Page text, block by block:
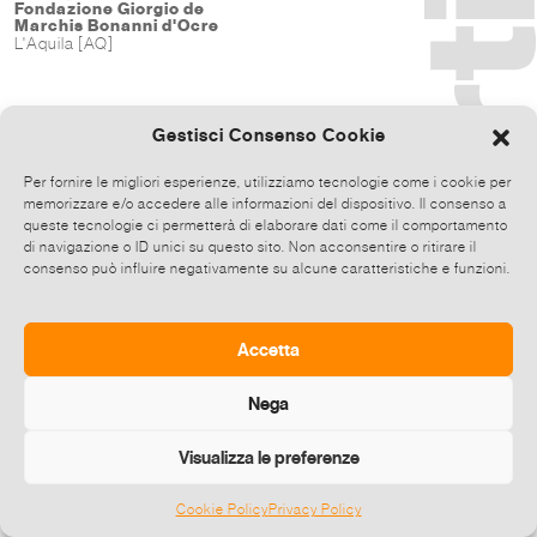
Gestisci Consenso Cookie
Per fornire le migliori esperienze, utilizziamo tecnologie come i cookie per
memorizzare e/o accedere alle informazioni del dispositivo. Il consenso a
queste tecnologie ci permetterà di elaborare dati come il comportamento
di navigazione o ID unici su questo sito. Non acconsentire o ritirare il
consenso può influire negativamente su alcune caratteristiche e funzioni.
Accetta
Nega
Visualizza le preferenze
Cookie PolicyPrivacy Policy
Fondazione Giorgio de
Marchis Bonanni d'Ocre
L'Aquila [AQ]
©2026 E-zine